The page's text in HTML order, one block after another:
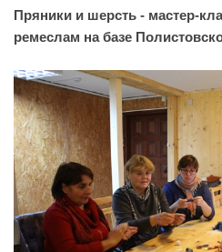
Пряники и шерсть - мастер-
ремеслам на базе